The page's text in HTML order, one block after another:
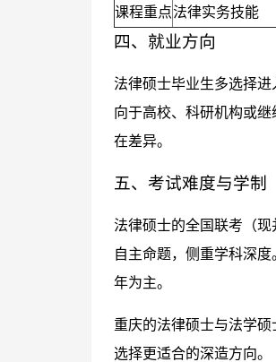
课程重点法律实务技能
四、就业方向
法律硕士毕业生多选择
向于高校、科研机构或
在差异。
五、考试难度与学制
法律硕士的全国联考（
自主命题，侧重学科深
年为主。
重庆的法律硕士与法学
选择更适合的深造方向。